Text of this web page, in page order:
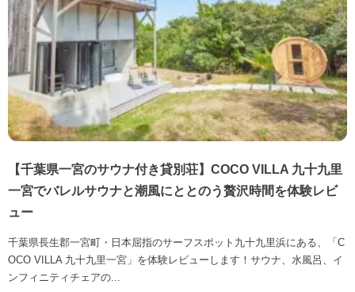
【千葉県一宮のサウナ付き貸別荘】COCO VILLA 九十九里
一宮でバレルサウナと潮風にととのう贅沢時間を体験レビ
ュー
千葉県長生郡一宮町・日本屈指のサーフスポット九十九里浜にある、「C
OCO VILLA 九十九里一宮」を体験レビューします！サウナ、水風呂、イ
ンフィニティチェアの...